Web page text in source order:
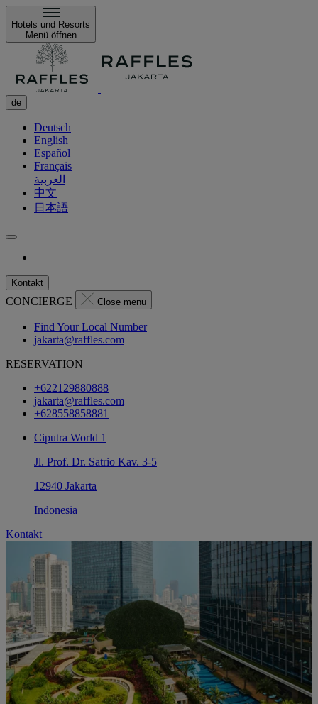
Hotels und Resorts
Menü öffnen
de
Deutsch
English
Español
Français
العربية
中文
日本語
Kontakt
CONCIERGE Close menu
Find Your Local Number
jakarta@raffles.com
RESERVATION
+622129880888
jakarta@raffles.com
+628558858881
Ciputra World 1
Jl. Prof. Dr. Satrio Kav. 3-5
12940 Jakarta
Indonesia
Kontakt